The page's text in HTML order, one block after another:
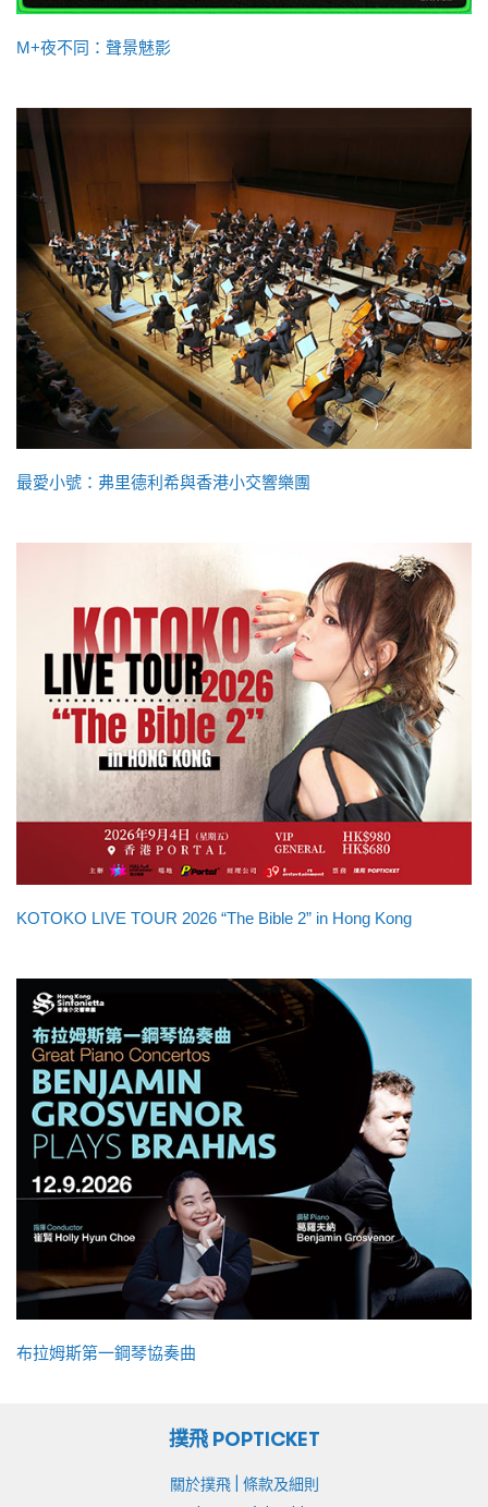
M+夜不同：聲景魅影
最愛小號：弗里德利希與香港小交響樂團
KOTOKO LIVE TOUR 2026 “The Bible 2” in Hong Kong
布拉姆斯第一鋼琴協奏曲
撲飛 POPTICKET
關於撲飛| 條款及細則